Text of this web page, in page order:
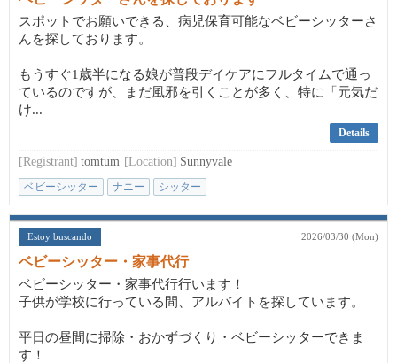
スポットでお願いできる、病児保育可能なベビーシッターさ
んを探しております。
もうすぐ1歳半になる娘が普段デイケアにフルタイムで通っ
ているのですが、まだ風邪を引くことが多く、特に「元気だ
け...
Details
[Registrant] tomtum [Location] Sunnyvale
ベビーシッター ナニー シッター
Estoy buscando 2026/03/30 (Mon)
ベビーシッター・家事代行
ベビーシッター・家事代行行います！
子供が学校に行っている間、アルバイトを探しています。
平日の昼間に掃除・おかずづくり・ベビーシッターできま
す！